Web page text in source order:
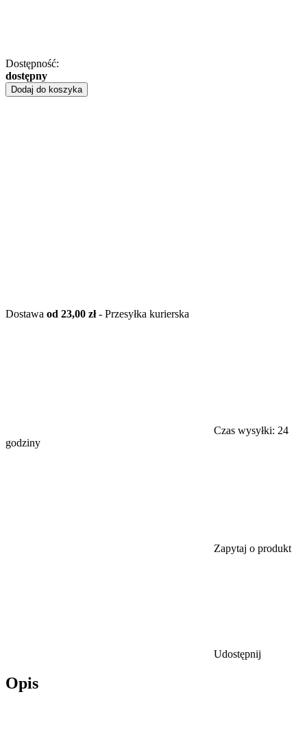
Dostępność:
dostępny
Dodaj do koszyka
Dostawa od 23,00 zł- Przesyłka kurierska
Czas wysyłki: 24
godziny
Zapytaj o produkt
Udostępnij
Opis